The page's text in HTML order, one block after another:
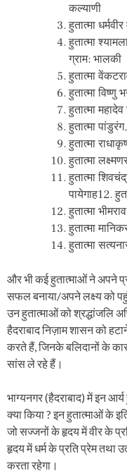
कल्याणी
हुतात्मा
हुतात्मा
ग्राम: भालकी
हुतात्मा
हुतात्मा विष्णु
हुतात्मा
हुतात्मा
हुतात्मा
हुतात्मा
हुतात्मा
पायेगाह12.
हुतात्मा
हुतात्मा
हुतात्मा
और भी कई हुतात्माओं ने अपने
सफल बनाया/अपने लक्ष्य को
उन हुतात्माओं को श्रद्धांजलि
हैदराबाद निज़ाम शासन को
करते हैं, जिनके बलिदानों के
सांस ले रहे हैं।
भाग्यनगर (हैदराबाद) में इन
क्या किया ? इन हुतात्माओं के
जो सज्जनों के हृदय में वीर के
हृदय में धर्म के प्रति प्रेम तथा
करता रहेगा।